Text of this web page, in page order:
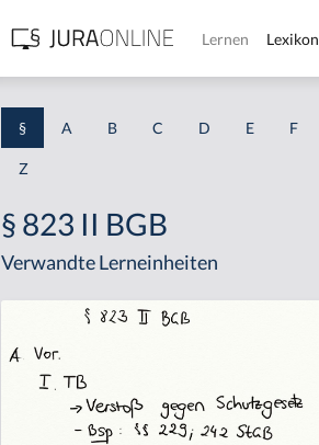
Lernen Lexikon
§ A B C D E F
Z
§ 823 II BGB
Verwandte Lerneinheiten